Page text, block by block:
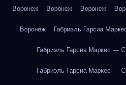
Воронеж Воронеж Воронеж
Воронеж Габриэль Гарсиа
Габриэль Гарсиа Маркес —
Габриэль Гарсиа Маркес —